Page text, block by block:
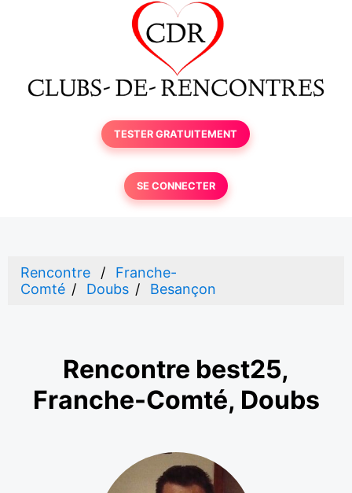
TESTER GRATUITEMENT
SE CONNECTER
Rencontre
Franche-
Comté
Doubs Besançon
Rencontre best25,
Franche-Comté, Doubs